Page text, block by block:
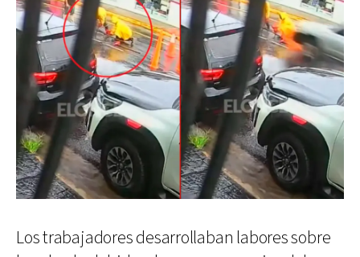
Los trabajadores desarrollaban labores sobre